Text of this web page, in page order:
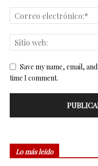
Save my name, email,
time I comment.
Lo más leido